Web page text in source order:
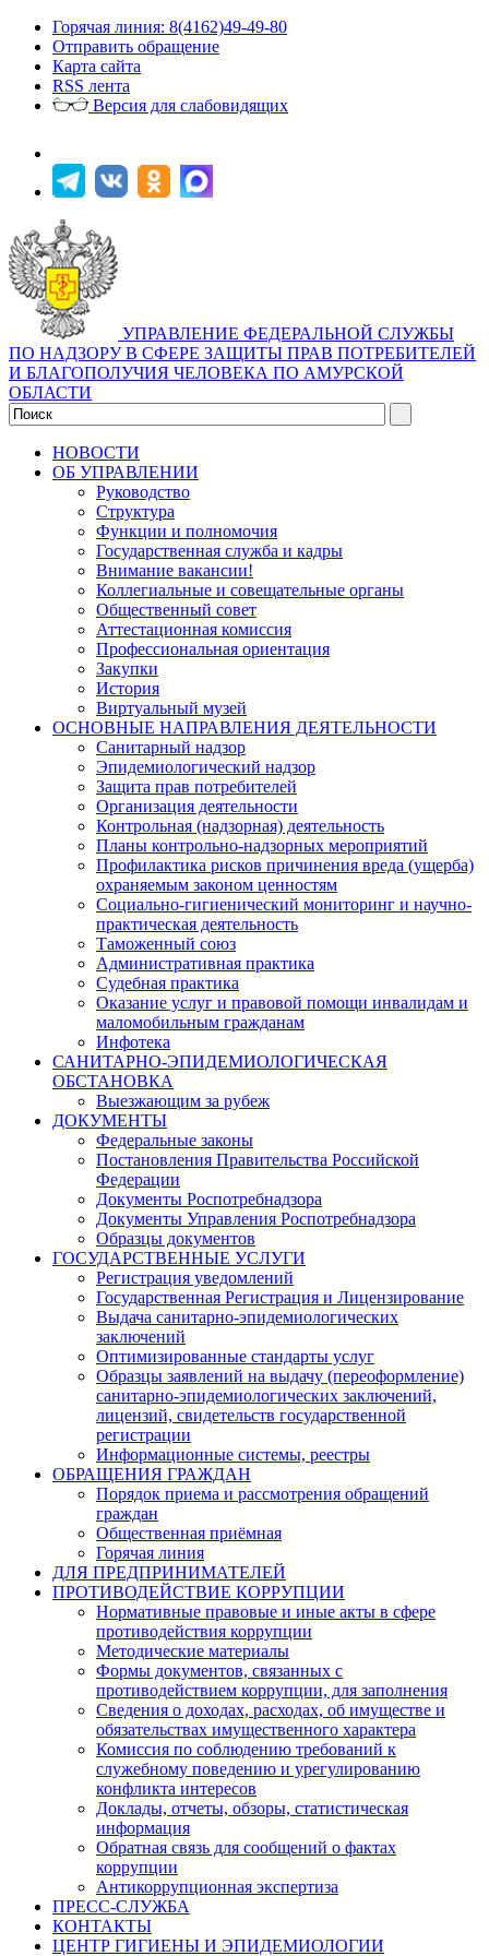
Горячая линия: 8(4162)49-49-80
Отправить обращение
Карта сайта
RSS лента
Версия для слабовидящих
УПРАВЛЕНИЕ ФЕДЕРАЛЬНОЙ СЛУЖБЫ
ПО НАДЗОРУ В СФЕРЕ ЗАЩИТЫ ПРАВ ПОТРЕБИТЕЛЕЙ
И БЛАГОПОЛУЧИЯ ЧЕЛОВЕКА ПО АМУРСКОЙ
ОБЛАСТИ
НОВОСТИ
ОБ УПРАВЛЕНИИ
Руководство
Структура
Функции и полномочия
Государственная служба и кадры
Внимание вакансии!
Коллегиальные и совещательные органы
Общественный совет
Аттестационная комиссия
Профессиональная ориентация
Закупки
История
Виртуальный музей
ОСНОВНЫЕ НАПРАВЛЕНИЯ ДЕЯТЕЛЬНОСТИ
Санитарный надзор
Эпидемиологический надзор
Защита прав потребителей
Организация деятельности
Контрольная (надзорная) деятельность
Планы контрольно-надзорных мероприятий
Профилактика рисков причинения вреда (ущерба)
охраняемым законом ценностям
Социально-гигиенический мониторинг и научно-
практическая деятельность
Таможенный союз
Административная практика
Судебная практика
Оказание услуг и правовой помощи инвалидам и
маломобильным гражданам
Инфотека
САНИТАРНО-ЭПИДЕМИОЛОГИЧЕСКАЯ
ОБСТАНОВКА
Выезжающим за рубеж
ДОКУМЕНТЫ
Федеральные законы
Постановления Правительства Российской
Федерации
Документы Роспотребнадзора
Документы Управления Роспотребнадзора
Образцы документов
ГОСУДАРСТВЕННЫЕ УСЛУГИ
Регистрация уведомлений
Государственная Регистрация и Лицензирование
Выдача санитарно-эпидемиологических
заключений
Оптимизированные стандарты услуг
Образцы заявлений на выдачу (переоформление)
санитарно-эпидемиологических заключений,
лицензий, свидетельств государственной
регистрации
Информационные системы, реестры
ОБРАЩЕНИЯ ГРАЖДАН
Порядок приема и рассмотрения обращений
граждан
Общественная приёмная
Горячая линия
ДЛЯ ПРЕДПРИНИМАТЕЛЕЙ
ПРОТИВОДЕЙСТВИЕ КОРРУПЦИИ
Нормативные правовые и иные акты в сфере
противодействия коррупции
Методические материалы
Формы документов, связанных с
противодействием коррупции, для заполнения
Сведения о доходах, расходах, об имуществе и
обязательствах имущественного характера
Комиссия по соблюдению требований к
служебному поведению и урегулированию
конфликта интересов
Доклады, отчеты, обзоры, статистическая
информация
Обратная связь для сообщений о фактах
коррупции
Антикоррупционная экспертиза
ПРЕСС-СЛУЖБА
КОНТАКТЫ
ЦЕНТР ГИГИЕНЫ И ЭПИДЕМИОЛОГИИ